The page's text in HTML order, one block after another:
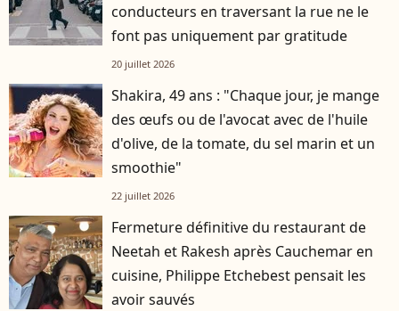
conducteurs en traversant la rue ne le
font pas uniquement par gratitude
20 juillet 2026
Shakira, 49 ans : "Chaque jour, je mange
des œufs ou de l'avocat avec de l'huile
d'olive, de la tomate, du sel marin et un
smoothie"
22 juillet 2026
Fermeture définitive du restaurant de
Neetah et Rakesh après Cauchemar en
cuisine, Philippe Etchebest pensait les
avoir sauvés